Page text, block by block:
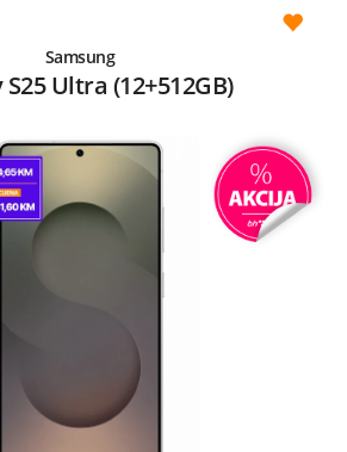
Samsung
Ultra (12+512GB)